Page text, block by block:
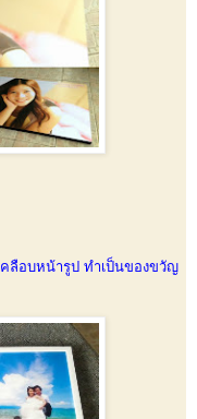
ลือบหน้ารูป ทำเป็นของขวัญ